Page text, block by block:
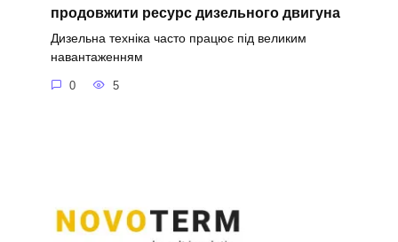
продовжити ресурс дизельного двигуна
Дизельна техніка часто працює під великим
навантаженням
0 5